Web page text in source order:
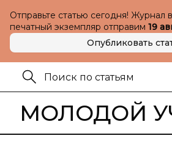
Отправьте статью сегодня! Журнал
печатный экземпляр отправим 19
Опубликовать
МОЛОДОЙ